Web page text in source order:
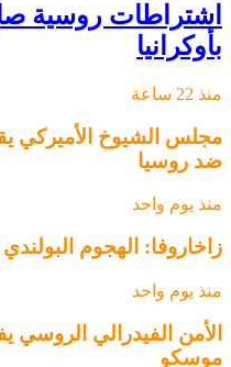
اشتراطات روسية
بأوكرانيا
منذ 22 ساعة
مجلس الشيوخ الأميركي
ضد روسيا
منذ يوم واحد
زاخاروفا: الهجوم
منذ يوم واحد
الأمن الفيدرالي
موسكو